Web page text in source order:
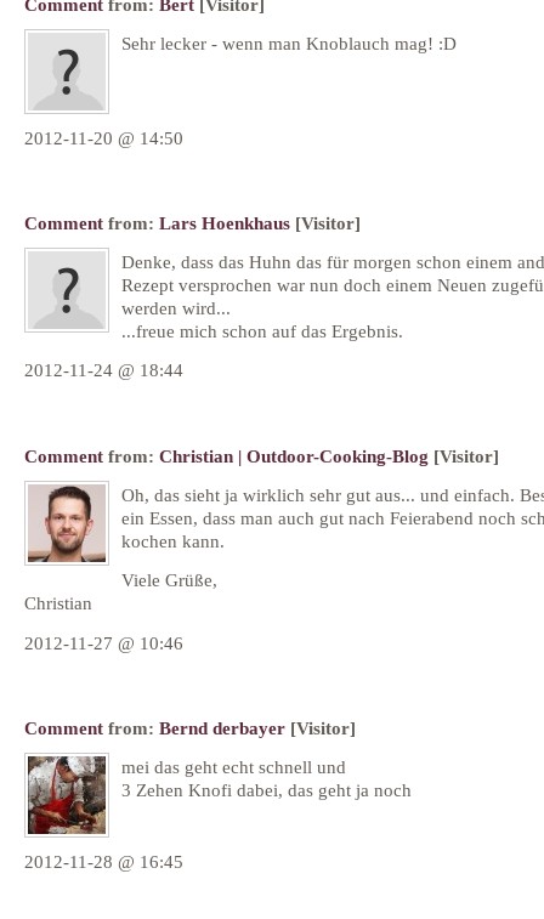
Sehr lecker - wenn man Knoblauch mag! :D
2012-11-20 @ 14:50
Comment from: Lars Hoenkhaus [Visitor]
Denke, dass das Huhn das für morgen schon einem
Rezept versprochen war nun doch einem Neuen
werden wird...
...freue mich schon auf das Ergebnis.
2012-11-24 @ 18:44
Comment from: Christian | Outdoor-Cooking-Blog [Visitor]
Oh, das sieht ja wirklich sehr gut aus... und einfach.
ein Essen, dass man auch gut nach Feierabend noch
kochen kann.
Viele Grüße,
Christian
2012-11-27 @ 10:46
Comment from: Bernd derbayer [Visitor]
mei das geht echt schnell und
3 Zehen Knofi dabei, das geht ja noch
2012-11-28 @ 16:45